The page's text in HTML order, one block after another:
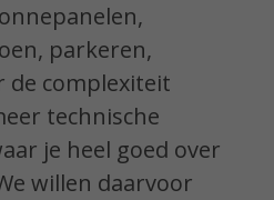
parkeren,
de complexiteit
technische
je heel goed over
willen daarvoor